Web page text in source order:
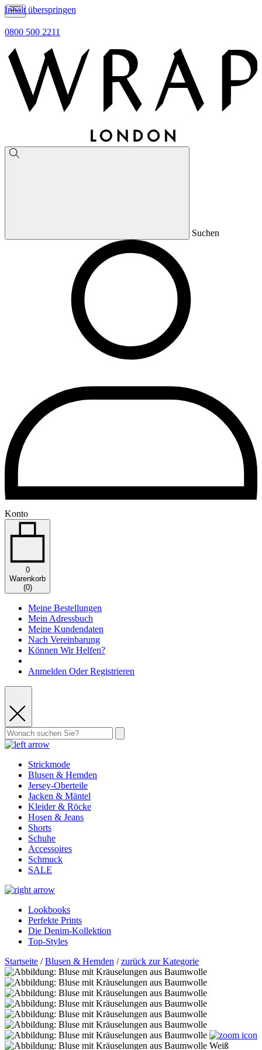
Inhalt überspringen
0800 500 2211
Suchen
Konto
0
Warenkorb
(0)
Meine Bestellungen
Mein Adressbuch
Meine Kundendaten
Nach Vereinbarung
Können Wir Helfen?
Anmelden Oder Registrieren
Strickmode
Blusen & Hemden
Jersey-Oberteile
Jacken & Mäntel
Kleider & Röcke
Hosen & Jeans
Shorts
Schuhe
Accessoires
Schmuck
SALE
Lookbooks
Perfekte Prints
Die Denim-Kollektion
Top-Styles
Startseite /Blusen & Hemden /zurück zur Kategorie